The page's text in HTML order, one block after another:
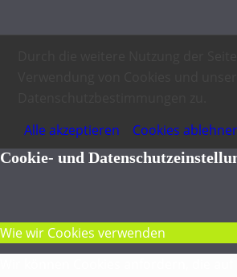
Alle akzeptieren
Cookies
Cookie- und
Wie wir Cookies verwenden